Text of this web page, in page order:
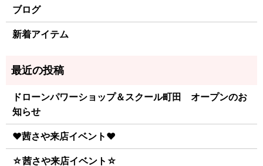
ブログ
新着アイテム
ドローンパワーショップ＆スクール町田 オープンのお
知らせ
♥茜さや来店イベント♥
☆茜さや来店イベント☆